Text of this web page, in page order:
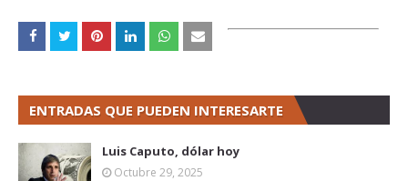
ENTRADAS QUE PUEDEN INTERESARTE
Luis Caputo, dólar hoy
Octubre 29, 2025